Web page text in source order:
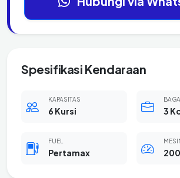
Spesifikasi Kendaraan
KAPASITAS
6 Kursi 3
FUEL
Pertamax